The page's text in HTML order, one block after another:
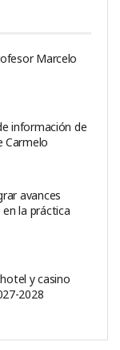
Marcelo
información de
Carmelo
avances
la práctica
y casino
2028